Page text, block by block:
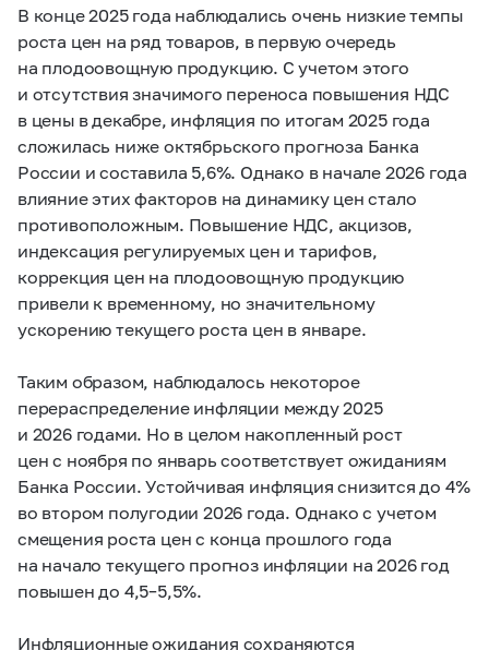
В конце 2025 года наблюдались очень низкие темпы
роста цен на ряд товаров, в первую очередь
на плодоовощную продукцию. С учетом этого
и отсутствия значимого переноса повышения НДС
в цены в декабре, инфляция по итогам 2025 года
сложилась ниже октябрьского прогноза Банка
России и составила 5,6%. Однако в начале 2026 года
влияние этих факторов на динамику цен стало
противоположным. Повышение НДС, акцизов,
индексация регулируемых цен и тарифов,
коррекция цен на плодоовощную продукцию
привели к временному, но значительному
ускорению текущего роста цен в январе.
Таким образом, наблюдалось некоторое
перераспределение инфляции между 2025
и 2026 годами. Но в целом накопленный рост
цен с ноября по январь соответствует ожиданиям
Банка России. Устойчивая инфляция снизится до 4%
во втором полугодии 2026 года. Однако с учетом
смещения роста цен с конца прошлого года
на начало текущего прогноз инфляции на 2026 год
повышен до 4,5–5,5%.
Инфляционные ожидания сохраняются